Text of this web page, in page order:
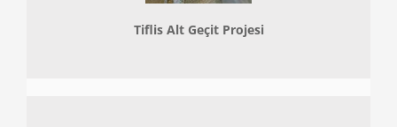
Tiflis Alt Geçit Projesi